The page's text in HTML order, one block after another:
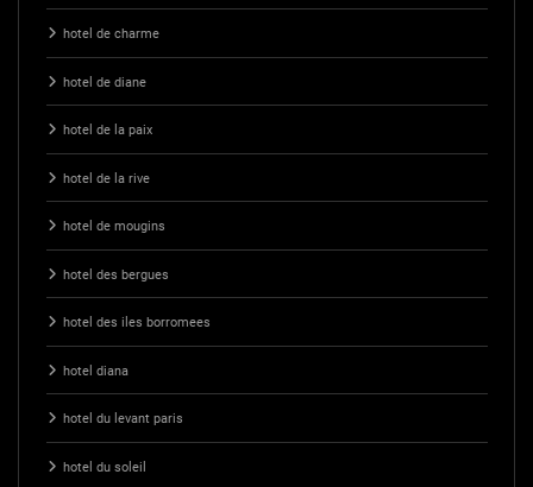
hotel de charme
hotel de diane
hotel de la paix
hotel de la rive
hotel de mougins
hotel des bergues
hotel des iles borromees
hotel diana
hotel du levant paris
hotel du soleil